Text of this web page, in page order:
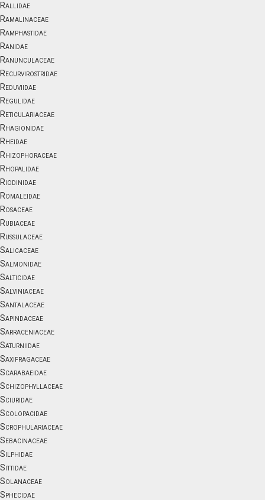
Rallidae
Ramalinaceae
Ramphastidae
Ranidae
Ranunculaceae
Recurvirostridae
Reduviidae
Regulidae
Reticulariaceae
Rhagionidae
Rheidae
Rhizophoraceae
Rhopalidae
Riodinidae
Romaleidae
Rosaceae
Rubiaceae
Russulaceae
Salicaceae
Salmonidae
Salticidae
Salviniaceae
Santalaceae
Sapindaceae
Sarraceniaceae
Saturniidae
Saxifragaceae
Scarabaeidae
Schizophyllaceae
Sciuridae
Scolopacidae
Scrophulariaceae
Sebacinaceae
Silphidae
Sittidae
Solanaceae
Sphecidae